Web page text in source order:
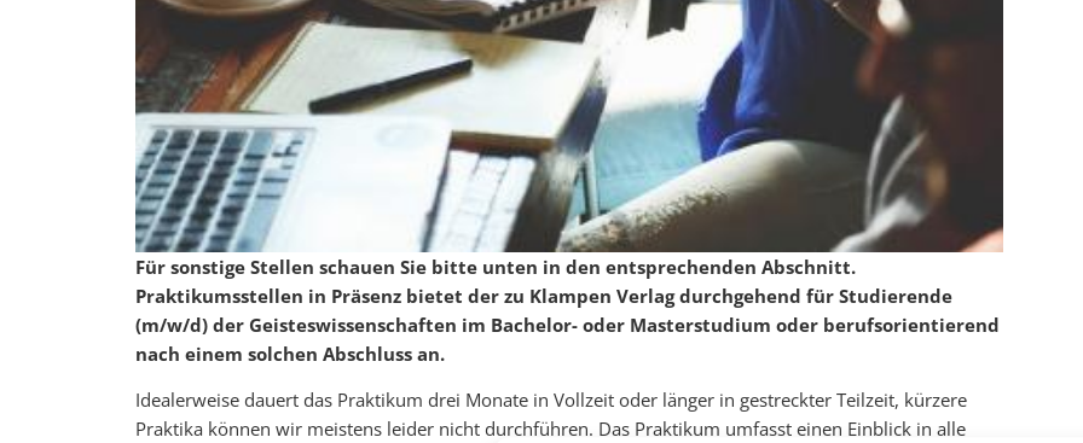
Für sonstige Stellen schauen Sie bitte unten in den entsprechenden Abschnitt.
Praktikumsstellen in Präsenz bietet der zu Klampen Verlag durchgehend für Studierende
(m/w/d) der Geisteswissenschaften im Bachelor- oder Masterstudium oder berufsorientierend
nach einem solchen Abschluss an.
Idealerweise dauert das Praktikum drei Monate in Vollzeit oder länger in gestreckter Teilzeit, kürzere
Praktika können wir meistens leider nicht durchführen. Das Praktikum umfasst einen Einblick in alle